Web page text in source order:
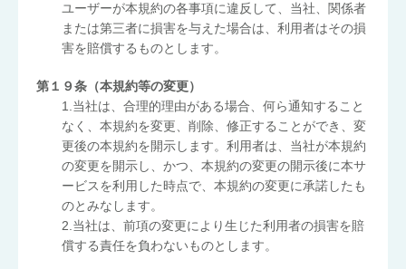
ユーザーが本規約の各事項に違反して、当社、関係者
または第三者に損害を与えた場合は、利用者はその損
害を賠償するものとします。
第１９条（本規約等の変更）
1.当社は、合理的理由がある場合、何ら通知すること
なく、本規約を変更、削除、修正することができ、変
更後の本規約を開示します。利用者は、当社が本規約
の変更を開示し、かつ、本規約の変更の開示後に本サ
ービスを利用した時点で、本規約の変更に承諾したも
のとみなします。
2.当社は、前項の変更により生じた利用者の損害を賠
償する責任を負わないものとします。